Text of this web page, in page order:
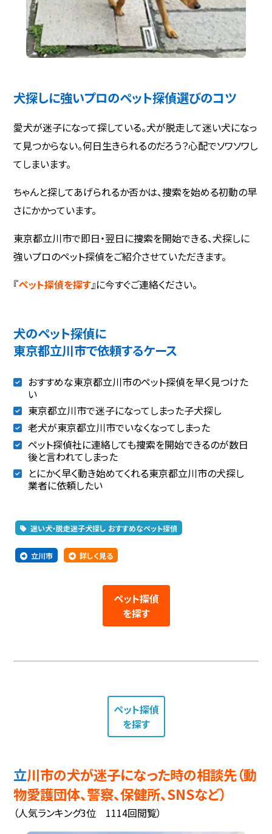
犬探しに強いプロのペット探偵選びのコツ
愛犬が迷子になって探している。犬が脱走して迷い犬になっ
て見つからない。何日生きられるのだろう？心配でソワソワし
てしまいます。
ちゃんと探してあげられるか否かは、捜索を始める初動の早
さにかかっています。
東京都立川市で即日・翌日に捜索を開始できる、犬探しに
強いプロのペット探偵をご紹介させていただきます。
『ペット探偵を探す』に今すぐご連絡ください。
犬のペット探偵に
東京都立川市で依頼するケース
おすすめな東京都立川市のペット探偵を早く見つけた
い
東京都立川市で迷子になってしまった子犬探し
老犬が東京都立川市でいなくなってしまった
ペット探偵社に連絡しても捜索を開始できるのが数日
後と言われてしまった
とにかく早く動き始めてくれる東京都立川市の犬探し
業者に依頼したい
迷い犬・脱走迷子犬探し おすすめなペット探偵
立川市 詳しく見る
ペット探偵
を探す
ペット探偵
を探す
立川市の犬が迷子になった時の相談先（動
物愛護団体、警察、保健所、SNSなど）
（人気ランキング3位 1114回閲覧）